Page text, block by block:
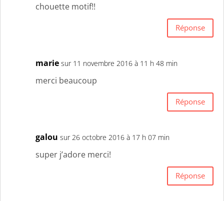
chouette motif!!
Réponse
marie sur 11 novembre 2016 à 11 h 48 min
merci beaucoup
Réponse
galou sur 26 octobre 2016 à 17 h 07 min
super j’adore merci!
Réponse